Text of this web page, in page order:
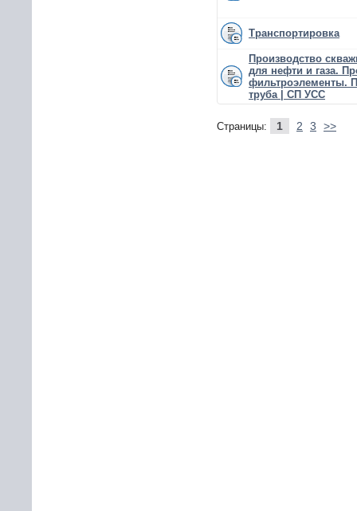
Транспортировка
Производство
для нефти и газа.
фильтроэлементы.
труба | СП УСС
Страницы: 1 2 3 >>